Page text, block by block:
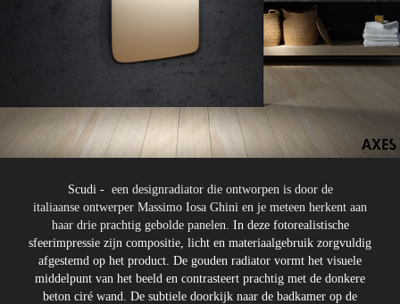
​​​​​​​Scudi - een designradiator die ontworpen is door de
italiaanse ontwerper Massimo Iosa Ghini en je meteen herkent aan
haar drie prachtig gebolde panelen. In deze fotorealistische
sfeerimpressie zijn compositie, licht en materiaalgebruik zorgvuldig
afgestemd op het product. De gouden radiator vormt het visuele
middelpunt van het beeld en contrasteert prachtig met de donkere
beton ciré wand. De subtiele doorkijk naar de badkamer op de